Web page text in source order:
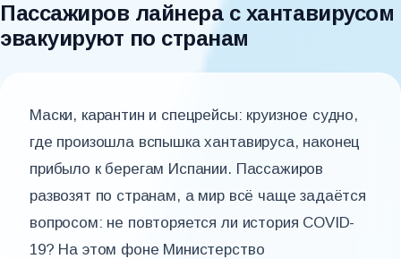
Пассажиров лайнера с хантавирусом
эвакуируют по странам
Маски, карантин и спецрейсы: круизное судно,
где произошла вспышка хантавируса, наконец
прибыло к берегам Испании. Пассажиров
развозят по странам, а мир всё чаще задаётся
вопросом: не повторяется ли история COVID-
19? На этом фоне Министерство